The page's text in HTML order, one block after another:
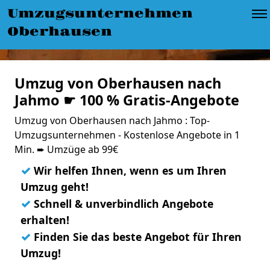
Umzugsunternehmen
Oberhausen
Umzug von Oberhausen nach
Jahmo ☛ 100 % Gratis-Angebote
Umzug von Oberhausen nach Jahmo : Top-
Umzugsunternehmen - Kostenlose Angebote in 1
Min. ➨ Umzüge ab 99€
✓ Wir helfen Ihnen, wenn es um Ihren
Umzug geht!
✓ Schnell & unverbindlich Angebote
erhalten!
✓ Finden Sie das beste Angebot für Ihren
Umzug!